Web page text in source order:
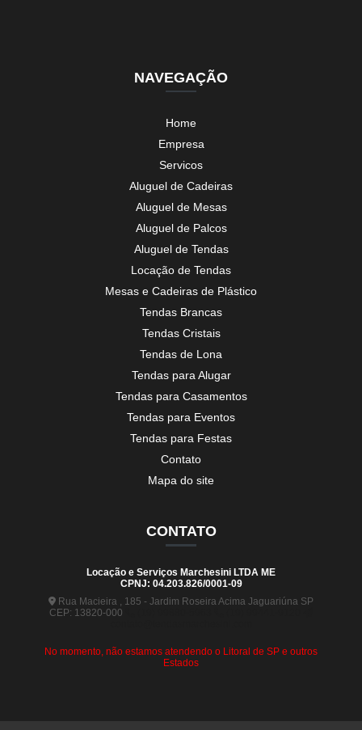
NAVEGAÇÃO
Home
Empresa
Servicos
Aluguel de Cadeiras
Aluguel de Mesas
Aluguel de Palcos
Aluguel de Tendas
Locação de Tendas
Mesas e Cadeiras de Plástico
Tendas Brancas
Tendas Cristais
Tendas de Lona
Tendas para Alugar
Tendas para Casamentos
Tendas para Eventos
Tendas para Festas
Contato
Mapa do site
CONTATO
Locação e Serviços Marchesini LTDA ME
CPNJ: 04.203.826/0001-09
Rua Macieira , 185 - Jardim Roseira Acima Jaguariúna SP
CEP: 13820-000
No momento, não estamos atendendo o Litoral de SP e outros
Estados